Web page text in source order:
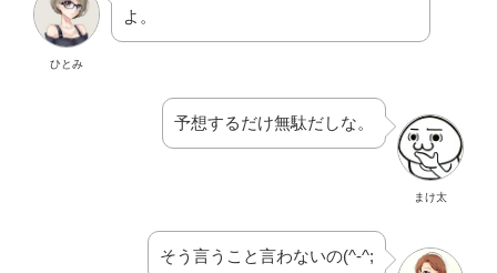
ひとみ
よ。
まけ太
予想するだけ無駄だしな。
そう言うこと言わないの(^-^;